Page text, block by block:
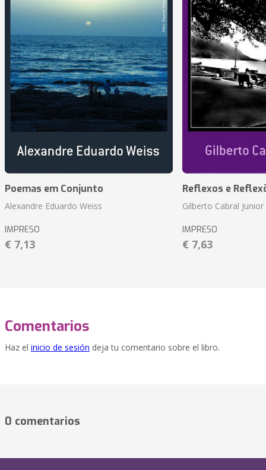
Poemas em Conjunto
Alexandre Eduardo Weiss
IMPRESO
€ 7,13
Reflexos e
Gilberto Cabral Junior
IMPRESO
€ 7,63
Comentarios
Haz el inicio de sesión deja tu comentario sobre el libro.
0 comentarios